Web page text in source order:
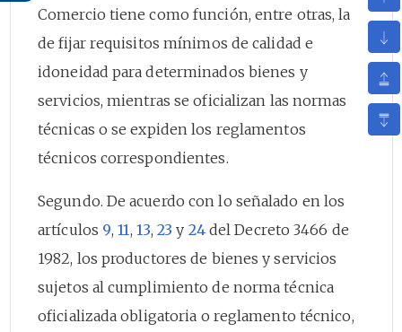
Comercio tiene como función, entre otras, la
de fijar requisitos mínimos de calidad e
idoneidad para determinados bienes y
servicios, mientras se oficializan las normas
técnicas o se expiden los reglamentos
técnicos correspondientes.
Segundo. De acuerdo con lo señalado en los
artículos 9,11, 13,23 y 24del Decreto 3466 de
1982, los productores de bienes y servicios
sujetos al cumplimiento de norma técnica
oficializada obligatoria o reglamento técnico,